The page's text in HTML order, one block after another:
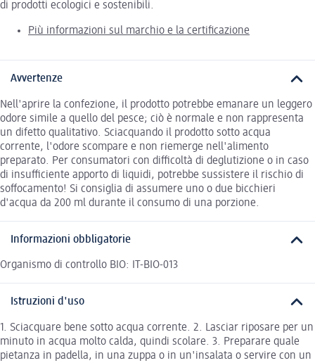
di prodotti ecologici e sostenibili.
Più informazioni sul marchio e la certificazione
Avvertenze
Nell'aprire la confezione, il prodotto potrebbe emanare un leggero
odore simile a quello del pesce; ciò è normale e non rappresenta
un difetto qualitativo. Sciacquando il prodotto sotto acqua
corrente, l'odore scompare e non riemerge nell'alimento
preparato. Per consumatori con difficoltà di deglutizione o in caso
di insufficiente apporto di liquidi, potrebbe sussistere il rischio di
soffocamento! Si consiglia di assumere uno o due bicchieri
d'acqua da 200 ml durante il consumo di una porzione.
Informazioni obbligatorie
Organismo di controllo BIO: IT-BIO-013
Istruzioni d'uso
1. Sciacquare bene sotto acqua corrente. 2. Lasciar riposare per un
minuto in acqua molto calda, quindi scolare. 3. Preparare quale
pietanza in padella, in una zuppa o in un'insalata o servire con un